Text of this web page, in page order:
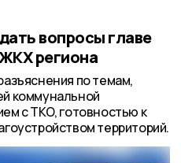
вопросы главе
региона
по темам,
коммунальной
с ТКО, готовностью к
территорий.